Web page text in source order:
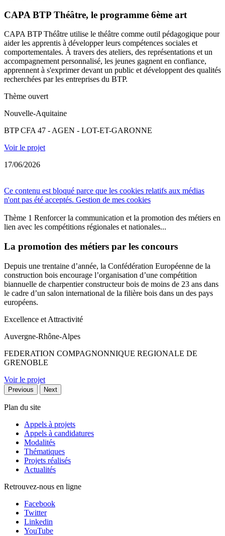
CAPA BTP Théâtre, le programme 6ème art
CAPA BTP Théâtre utilise le théâtre comme outil pédagogique pour
aider les apprentis à développer leurs compétences sociales et
comportementales. À travers des ateliers, des représentations et un
accompagnement personnalisé, les jeunes gagnent en confiance,
apprennent à s'exprimer devant un public et développent des qualités
recherchées par les entreprises du BTP.
Thème ouvert
Nouvelle-Aquitaine
BTP CFA 47 - AGEN - LOT-ET-GARONNE
Voir le projet
17/06/2026
Ce contenu est bloqué parce que les cookies relatifs aux médias
n'ont pas été acceptés. Gestion de mes cookies
Thème 1 Renforcer la communication et la promotion des métiers en
lien avec les compétitions régionales et nationales...
La promotion des métiers par les concours
Depuis une trentaine d’année, la Confédération Européenne de la
construction bois encourage l’organisation d’une compétition
biannuelle de charpentier constructeur bois de moins de 23 ans dans
le cadre d’un salon international de la filière bois dans un des pays
européens.
Excellence et Attractivité
Auvergne-Rhône-Alpes
FEDERATION COMPAGNONNIQUE REGIONALE DE
GRENOBLE
Voir le projet
Previous Next
Plan du site
Appels à projets
Appels à candidatures
Modalités
Thématiques
Projets réalisés
Actualités
Retrouvez-nous en ligne
Facebook
Twitter
Linkedin
YouTube